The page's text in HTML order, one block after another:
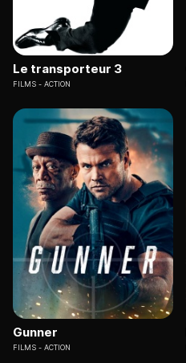
Le transporteur 3
FILMS ACTION
Gunner
FILMS ACTION